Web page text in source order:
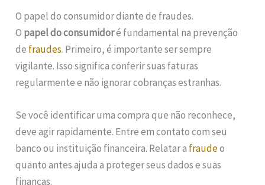
O papel do consumidor diante de fraudes.
O papel do consumidoré fundamental na prevenção
de fraudes. Primeiro, é importante ser sempre
vigilante. Isso significa conferir suas faturas
regularmente e não ignorar cobranças estranhas.
Se você identificar uma compra que não reconhece,
deve agir rapidamente. Entre em contato com seu
banco ou instituição financeira. Relatar a fraudeo
quanto antes ajuda a proteger seus dados e suas
finanças.